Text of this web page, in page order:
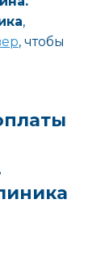
,
, чтобы